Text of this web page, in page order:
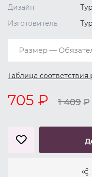
Дизайн
Изготовитель
Размер —
Таблица соответствия
705 ₽ 1 409 ₽